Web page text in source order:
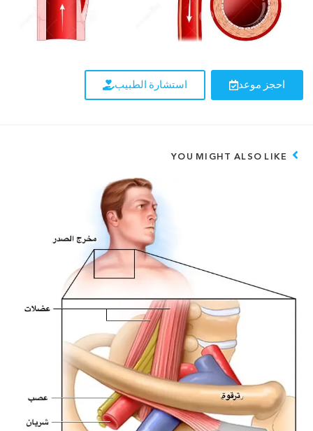
احجز موعد استشارة الطبيب
YOU MIGHT ALSO LIKE